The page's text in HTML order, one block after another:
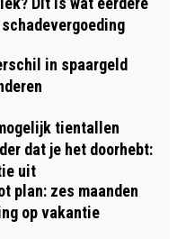
in spaargeld
tientallen
dat je het doorhebt:
uit
plan: zes maanden
op vakantie